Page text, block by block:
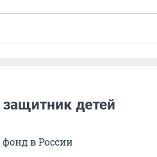
детей
в России